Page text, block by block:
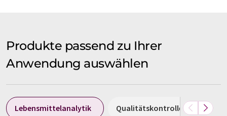
Produkte passend zu Ihrer
Anwendung auswählen
Lebensmittelanalytik Qualitätskontrolle